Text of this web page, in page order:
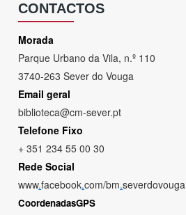
CONTACTOS
Morada
Parque Urbano da Vila, n.º 110
3740-263 Sever do Vouga
Email geral
biblioteca@cm-sever.pt
Telefone Fixo
+ 351 234 55 00 30
Rede Social
www.facebook.com/bm.severdovouga
CoordenadasGPS